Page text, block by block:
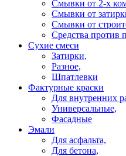
Смывки от 2-х
Смывки от
Смывки от
Средства против
Сухие смеси
Затирки,
Разное,
Шпатлевки
Фактурные краски
Для внутренних
Универсальные,
Фасадные
Эмали
Для асфальта,
Для бетона,